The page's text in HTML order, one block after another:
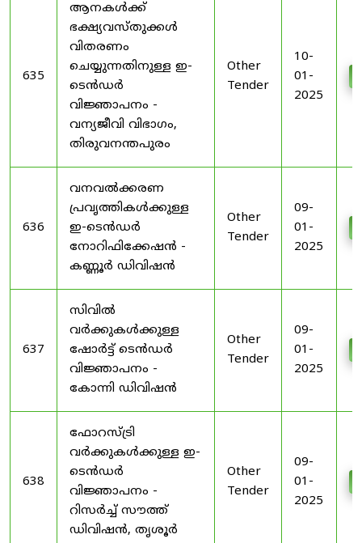
635
ആനകൾക്ക്
ഭക്ഷ്യവസ്തുക്കൾ
വിതരണം
ചെയ്യുന്നതിനുള്ള ഇ-
ടെൻഡർ
വിജ്ഞാപനം -
വന്യജീവി വിഭാഗം,
തിരുവനന്തപുരം
Other
Tender
10-
01-
2025
636
വനവൽക്കരണ
പ്രവൃത്തികൾക്കുള്ള
ഇ-ടെൻഡർ
നോറിഫിക്കേഷൻ -
കണ്ണൂർ ഡിവിഷൻ
Other
Tender
09-
01-
2025
637
സിവിൽ
വർക്കുകൾക്കുള്ള
ഷോർട്ട് ടെൻഡർ
വിജ്ഞാപനം -
കോന്നി ഡിവിഷൻ
Other
Tender
09-
01-
2025
638
ഫോറസ്ട്രി
വർക്കുകൾക്കുള്ള ഇ-
ടെൻഡർ
വിജ്ഞാപനം -
റിസർച്ച് സൗത്ത്
ഡിവിഷൻ, തൃശൂർ
Other
Tender
09-
01-
2025